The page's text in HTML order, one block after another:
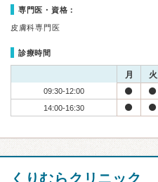
専門医・資格：
皮膚科専門医
診療時間
月 火
09:30-12:00
14:00-16:30
くりむらクリニック